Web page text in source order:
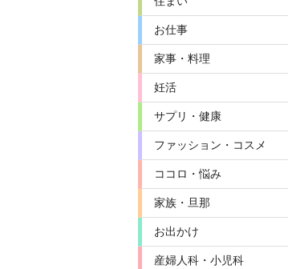
お仕事
家事・料理
妊活
サプリ・健康
ファッション・コスメ
ココロ・悩み
家族・旦那
お出かけ
産婦人科・小児科